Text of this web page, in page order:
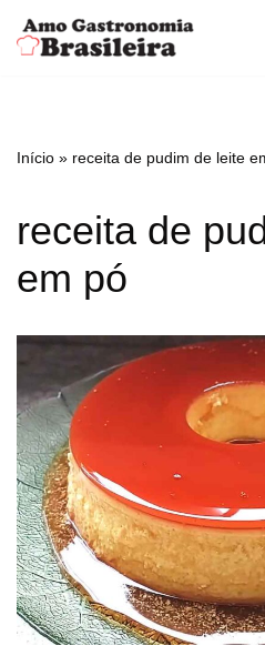
Pular
conteúdo
Início » receita de pudim de leite
receita de
em pó